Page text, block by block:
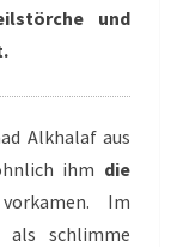
und
Alkhalaf aus
ihm die
Im
als schlimme